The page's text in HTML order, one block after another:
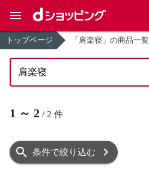
トップページ 「肩楽寝」の商品一覧
1 ～ 2 / 2 件
条件で絞り込む